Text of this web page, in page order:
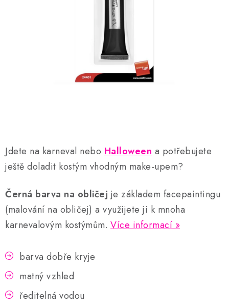
Nejčastější otázky a odpovědi
Vrácení a reklamace
Podmínky ochrany osobních údajů
Jdete na karneval nebo Halloween a potřebujete
ještě doladit kostým vhodným make-upem?
Černá barva na obličej je základem facepaintingu
(malování na obličej) a využijete ji k mnoha
karnevalovým kostýmům. Více informací
barva dobře kryje
matný vzhled
ředitelná vodou